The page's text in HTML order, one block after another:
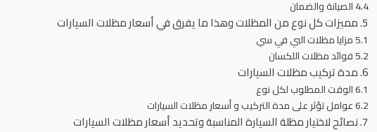
4.4 الصيانة والضمان
5. مميزات كل نوع من المظلات وهذا ما يفرق في أسعار مظلات السيارات
5.1 مزايا مظلات البي في سي
5.2 فوائد مظلات اللكسان
6. مدة تركيب مظلات السيارات
6.1 الوقت المطلوب لكل نوع
6.2 عوامل تؤثر على مدة التركيب و أسعار مظلات السيارات
7. نصائح لاختيار مظلة السيارة المناسبة وتحديد أسعار مظلات السيارات